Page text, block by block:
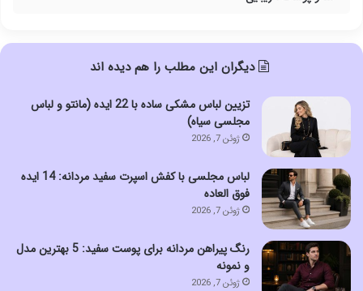
دیگران این مطلب را هم دیده اند
تزیین لباس مشکی ساده با 22 ایده (مانتو و لباس
مجلسی سیاه)
ژوئن 7, 2026
لباس مجلسی با کفش اسپرت سفید مردانه: 14 ایده
فوق العاده
ژوئن 7, 2026
رنگ پیراهن مردانه برای پوست سفید: 5 بهترین مدل
و نمونه
ژوئن 7, 2026